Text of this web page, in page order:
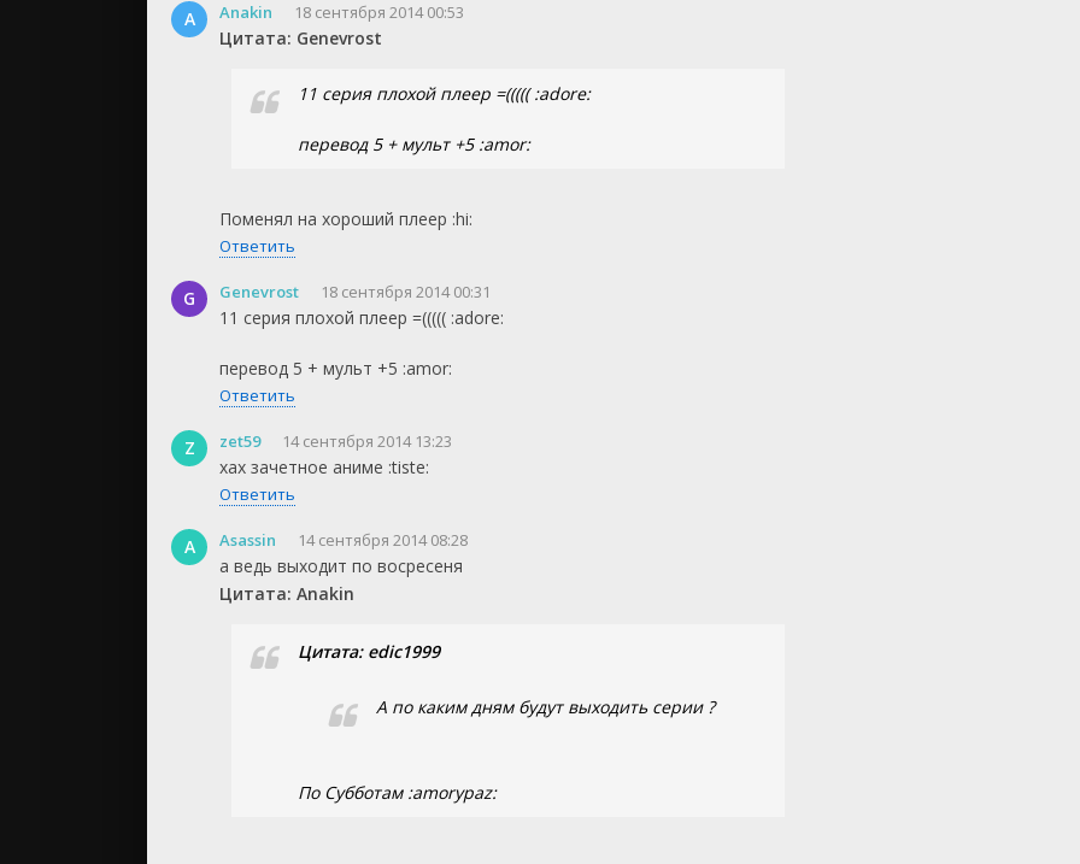
A Anakin 18 сентября 2014 00:53
Цитата: Genevrost
11 серия плохой плеер =((((( :adore:
перевод 5 + мульт +5 :amor:
Поменял на хороший плеер :hi:
Ответить
G Genevrost 18 сентября 2014 00:31
11 серия плохой плеер =((((( :adore:
перевод 5 + мульт +5 :amor:
Ответить
Z zet59 14 сентября 2014 13:23
хах зачетное аниме :tiste:
Ответить
A Asassin 14 сентября 2014 08:28
а ведь выходит по восресеня
Цитата: Anakin
Цитата: edic1999
А по каким дням будут выходить серии ?
По Субботам :amorypaz: